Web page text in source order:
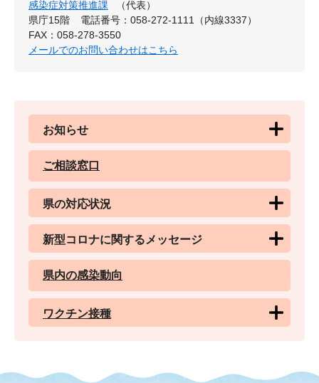
感染症対策推進課
（代表）
県庁15階
電話番号：058-272-1111（内線3337）
FAX：058-278-3550
メールでのお問い合わせはこちら
お知らせ
ご相談窓口
県の対応状況
新型コロナに関するメッセージ
県内の感染動向
ワクチン接種